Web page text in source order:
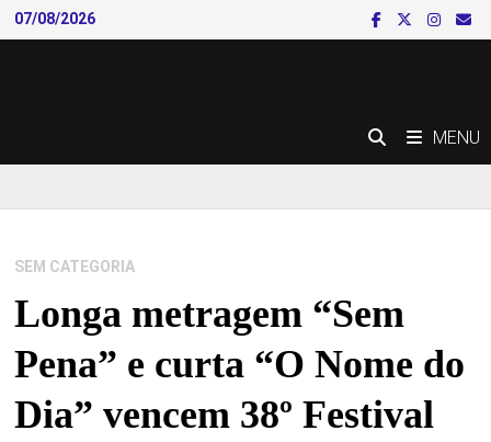
Skip
to
07/08/2026
MENU
SEM CATEGORIA
Longa metragem “Sem
Pena” e curta “O Nome do
Dia” vencem 38º Festival